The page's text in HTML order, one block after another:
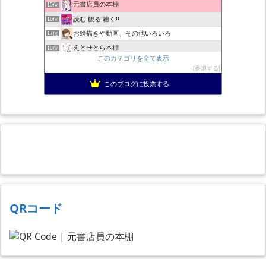
15位 元書店員の本棚
16位 読む!観る!聴く!!
17位 お絵描きや動画、その他いろいろ
18位 えとせとら本棚
色んな本と、色んな料理
このカテゴリを全て表示
参加する
このブログに投票する
QRコード